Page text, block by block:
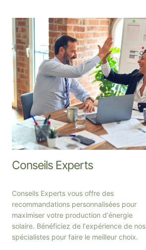
Conseils Experts
Conseils Experts vous offre des
recommandations personnalisées pour
maximiser votre production dʼénergie
solaire. Bénéficiez de lʼexpérience de nos
spécialistes pour faire le meilleur choix.